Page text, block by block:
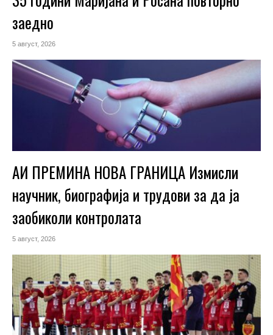
заедно
5 август, 2026
АИ ПРЕМИНА НОВА ГРАНИЦА Измисли
научник, биографија и трудови за да ја
заобиколи контролата
5 август, 2026